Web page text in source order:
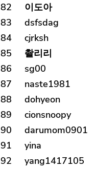
82
이도아
83
dsfsdag
84
cjrksh
85
촬리리
86
sg00
87
naste1981
88
dohyeon
89
cionsnoopy
90
darumom0901
91
yina
92
yang1417105